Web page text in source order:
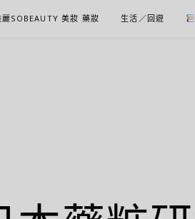
麗SOBEAUTY 美妝 藥妝 生活／回遊